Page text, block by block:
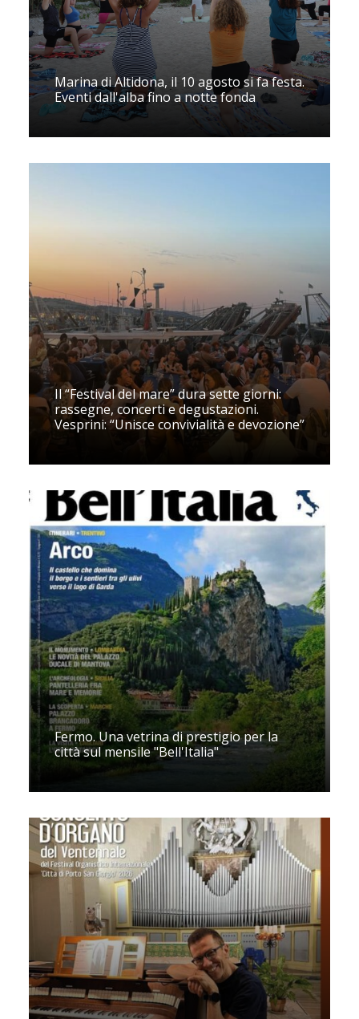
Marina di Altidona, il 10 agosto si fa festa.
Eventi dall'alba fino a notte fonda
Il “Festival del mare” dura sette giorni:
rassegne, concerti e degustazioni.
Vesprini: “Unisce convivialità e devozione”
Fermo. Una vetrina di prestigio per la
città sul mensile "Bell'Italia"